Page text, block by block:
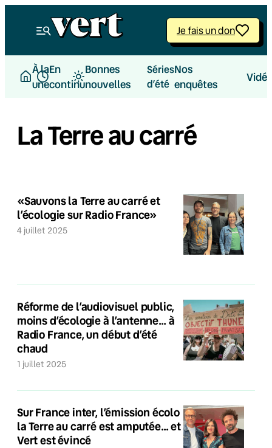
Je fais un don
À la
une
En
continu
Bonnes
nouvelles
Séries
d’été
Nos
enquêtes
La Terre au carré
«Sauvons la Terre au carré et
l’écologie sur Radio France»
4 juillet 2025
Réforme de l’audiovisuel public,
moins d’écologie à l’antenne… à
Radio France, un début d’été
chaud
1 juillet 2025
Sur France inter, l’émission écolo
la Terre au carré est amputée… et
Vert est évincé